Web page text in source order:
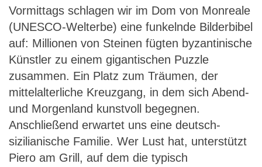
Vormittags schlagen wir im Dom von Monreale
(UNESCO-Welterbe) eine funkelnde Bilderbibel
auf: Millionen von Steinen fügten byzantinische
Künstler zu einem gigantischen Puzzle
zusammen. Ein Platz zum Träumen, der
mittelalterliche Kreuzgang, in dem sich Abend-
und Morgenland kunstvoll begegnen.
Anschließend erwartet uns eine deutsch-
sizilianische Familie. Wer Lust hat, unterstützt
Piero am Grill, auf dem die typisch